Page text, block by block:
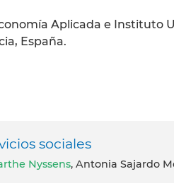
Aplicada e Instituto
España.
sociales
Nyssens, Antonia Sajardo